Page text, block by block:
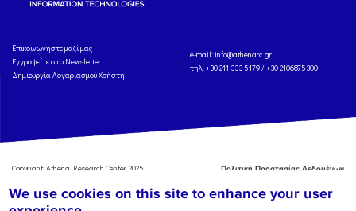
Eπικοινωνήστε μαζί μας
Εγγραφείτε στο Newsletter
Δημιουργία Λογαριασμού Χρήστη
e-mail: info@athenarc.gr
τηλ. +30 211 333 5179 / +30 2106875300
Copyright: Athena Research Center, 2025
Πολιτική Προστασίας Δεδομένων
Χρήσης
Αναφορά
We use cookies on this site to enhance your user